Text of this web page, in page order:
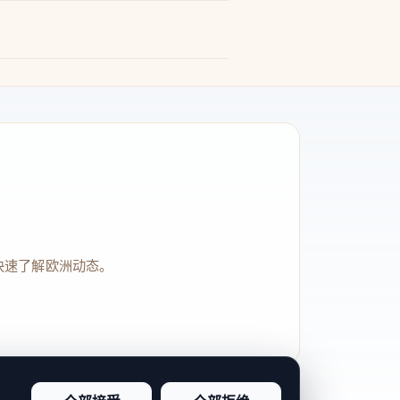
了解欧洲动态。